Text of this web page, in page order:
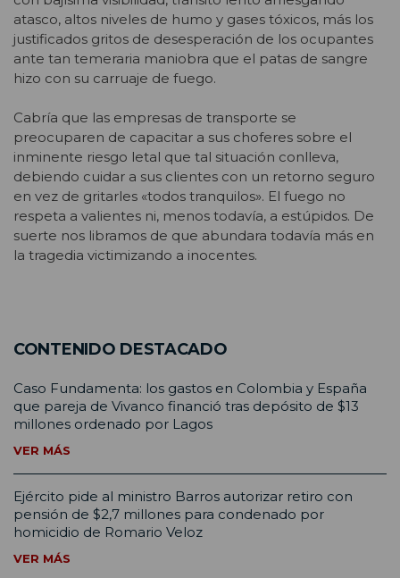
atasco, altos niveles de humo y gases tóxicos, más los
justificados gritos de desesperación de los ocupantes
ante tan temeraria maniobra que el patas de sangre
hizo con su carruaje de fuego.
Cabría que las empresas de transporte se
preocuparen de capacitar a sus choferes sobre el
inminente riesgo letal que tal situación conlleva,
debiendo cuidar a sus clientes con un retorno seguro
en vez de gritarles «todos tranquilos». El fuego no
respeta a valientes ni, menos todavía, a estúpidos. De
suerte nos libramos de que abundara todavía más en
la tragedia victimizando a inocentes.
CONTENIDO DESTACADO
Caso Fundamenta: los gastos en Colombia y España
que pareja de Vivanco financió tras depósito de $13
millones ordenado por Lagos
VER MÁS
Ejército pide al ministro Barros autorizar retiro con
pensión de $2,7 millones para condenado por
homicidio de Romario Veloz
VER MÁS